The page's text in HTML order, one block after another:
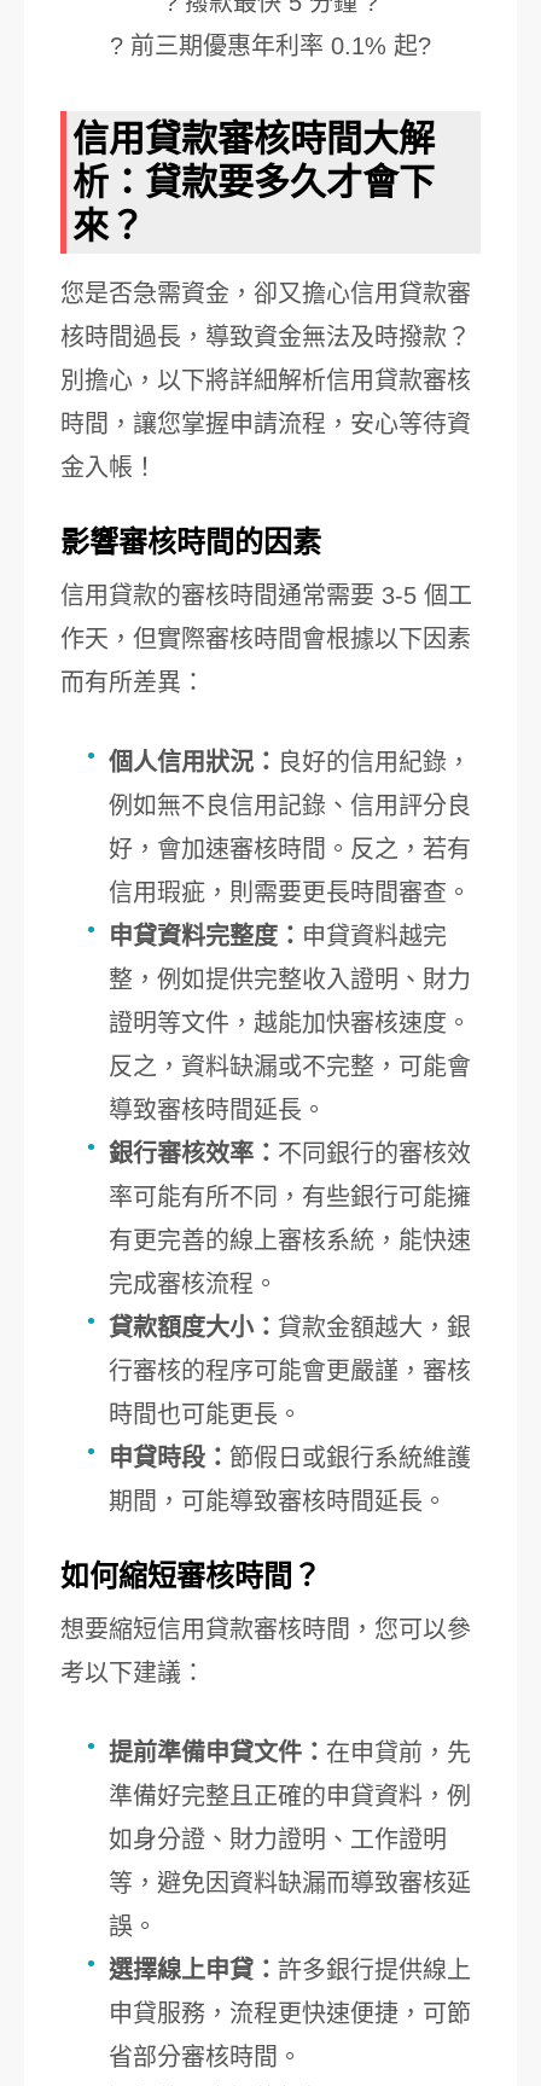
? 前三期優惠年利率 0.1% 起?
信用貸款審核時間大解
析：貸款要多久才會下
來？
您是否急需資金，卻又擔心信用貸款審
核時間過長，導致資金無法及時撥款？
別擔心，以下將詳細解析信用貸款審核
時間，讓您掌握申請流程，安心等待資
金入帳！
影響審核時間的因素
信用貸款的審核時間通常需要 3-5 個工
作天，但實際審核時間會根據以下因素
而有所差異：
個人信用狀況： 良好的信用紀錄，
例如無不良信用記錄、信用評分良
好，會加速審核時間。反之，若有
信用瑕疵，則需要更長時間審查。
申貸資料完整度： 申貸資料越完
整，例如提供完整收入證明、財力
證明等文件，越能加快審核速度。
反之，資料缺漏或不完整，可能會
導致審核時間延長。
銀行審核效率： 不同銀行的審核效
率可能有所不同，有些銀行可能擁
有更完善的線上審核系統，能快速
完成審核流程。
貸款額度大小： 貸款金額越大，銀
行審核的程序可能會更嚴謹，審核
時間也可能更長。
申貸時段： 節假日或銀行系統維護
期間，可能導致審核時間延長。
如何縮短審核時間？
想要縮短信用貸款審核時間，您可以參
考以下建議：
提前準備申貸文件： 在申貸前，先
準備好完整且正確的申貸資料，例
如身分證、財力證明、工作證明
等，避免因資料缺漏而導致審核延
誤。
選擇線上申貸： 許多銀行提供線上
申貸服務，流程更快速便捷，可節
省部分審核時間。